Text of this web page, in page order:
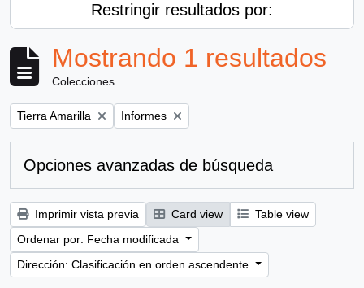
Restringir resultados por:
Mostrando 1 resultados
Colecciones
Remove filter:
Tierra Amarilla Remove filter:
Informes
Opciones avanzadas de búsqueda
Imprimir vista previa Card view
Table view
Ordenar por: Fecha modificada
Dirección: Clasificación en orden ascendente